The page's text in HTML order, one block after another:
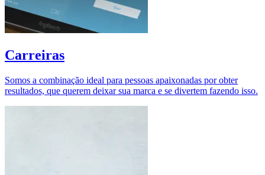
Carreiras
Somos a combinação ideal para pessoas apaixonadas por obter
resultados, que querem deixar sua marca e se divertem fazendo isso.